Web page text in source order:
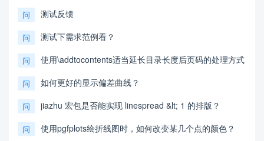
问 测试反馈
问 测试下需求范例看？
问 使用\addtocontents适当延长目录长度后页码的处理方式
问 如何更好的显示偏差曲线？
问 jiazhu 宏包是否能实现 linespread &lt; 1 的排版？
问 使用pgfplots绘折线图时，如何改变某几个点的颜色？